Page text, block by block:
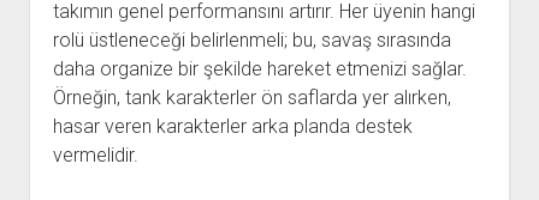
takımın genel performansını artırır. Her üyenin hangi
rolü üstleneceği belirlenmeli; bu, savaş sırasında
daha organize bir şekilde hareket etmenizi sağlar.
Örneğin, tank karakterler ön saflarda yer alırken,
hasar veren karakterler arka planda destek
vermelidir.